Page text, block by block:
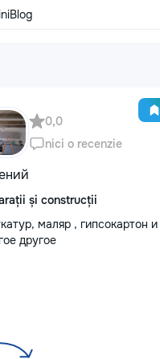
Blog
0,0
nici o recenzie
și construcții
маляр , гипсокартон и
другое